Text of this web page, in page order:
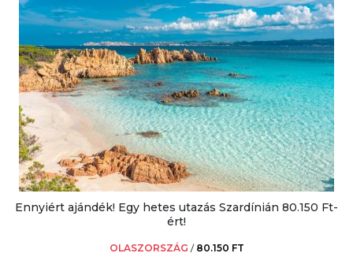
Ennyiért ajándék! Egy hetes utazás Szardínián 80.150 Ft-
ért!
OLASZORSZÁG / 80.150 FT